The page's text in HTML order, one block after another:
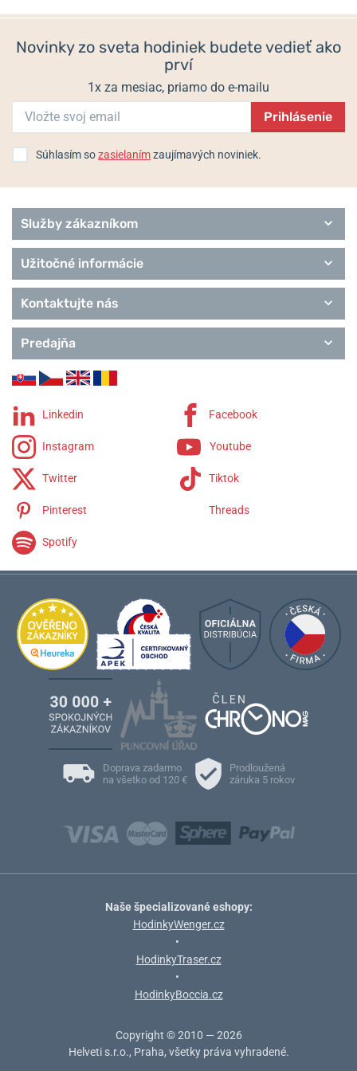
Novinky zo sveta hodiniek budete vedieť ako
prví
1x za mesiac, priamo do e-mailu
Prihlásenie
Súhlasím sozasielanímzaujímavých noviniek.
Služby zákazníkom
Užitočné informácie
Kontaktujte nás
Predajňa
Linkedin Facebook
Instagram Youtube
Twitter Tiktok
Pinterest Threads
Spotify
Doprava zadarmo
na všetko od 120 €
Prodloužená
záruka 5 rokov
Naše špecializované eshopy:
HodinkyWenger.cz
•
HodinkyTraser.cz
•
HodinkyBoccia.cz
Copyright © 2010 — 2026
Helveti s.r.o., Praha, všetky práva vyhradené.